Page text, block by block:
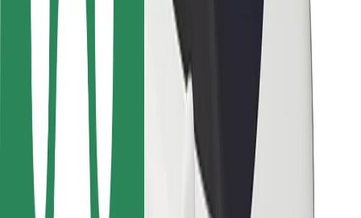
ლოკაციები
ქალაქი უკეთესობისკენ
აეროპორტები
Bolt-ის დასატენი სადგური
მხარდაჭერა
მგზავრებისთვის
მძღოლებისთვის
კურიერებისთვის